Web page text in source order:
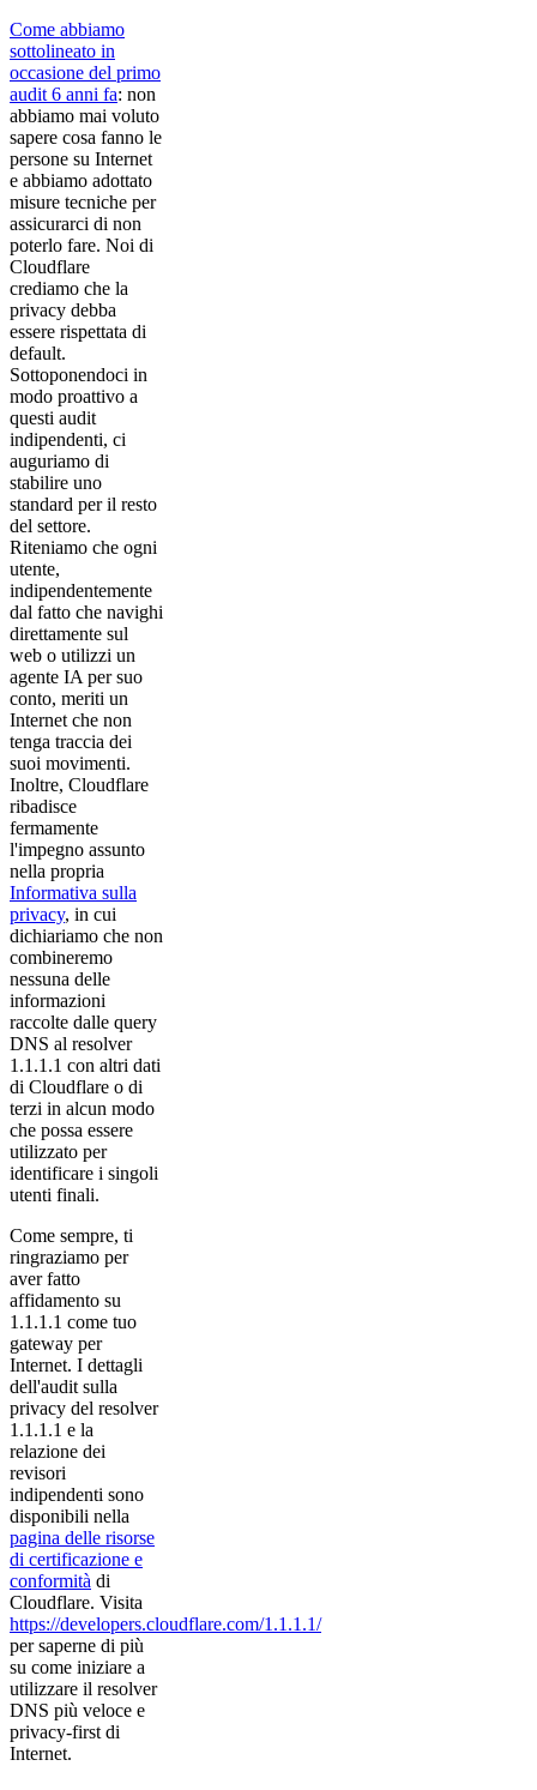
Come abbiamo
sottolineato in
occasione del primo
audit 6 anni fa: non
abbiamo mai voluto
sapere cosa fanno le
persone su Internet
e abbiamo adottato
misure tecniche per
assicurarci di non
poterlo fare. Noi di
Cloudflare
crediamo che la
privacy debba
essere rispettata di
default.
Sottoponendoci in
modo proattivo a
questi audit
indipendenti, ci
auguriamo di
stabilire uno
standard per il resto
del settore.
Riteniamo che ogni
utente,
indipendentemente
dal fatto che navighi
direttamente sul
web o utilizzi un
agente IA per suo
conto, meriti un
Internet che non
tenga traccia dei
suoi movimenti.
Inoltre, Cloudflare
ribadisce
fermamente
l'impegno assunto
nella propria
Informativa sulla
privacy, in cui
dichiariamo che non
combineremo
nessuna delle
informazioni
raccolte dalle query
DNS al resolver
1.1.1.1 con altri dati
di Cloudflare o di
terzi in alcun modo
che possa essere
utilizzato per
identificare i singoli
utenti finali.
Come sempre, ti
ringraziamo per
aver fatto
affidamento su
1.1.1.1 come tuo
gateway per
Internet. I dettagli
dell'audit sulla
privacy del resolver
1.1.1.1 e la
relazione dei
revisori
indipendenti sono
disponibili nella
pagina delle risorse
di certificazione e
conformità di
Cloudflare. Visita
https://developers.cloudflare.com/1.1.1.1/
per saperne di più
su come iniziare a
utilizzare il resolver
DNS più veloce e
privacy-first di
Internet.